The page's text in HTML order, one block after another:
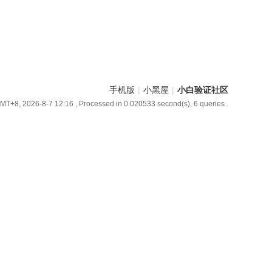
手机版 | 小黑屋 | 小白验证社区
2026-8-7 12:16 , Processed in 0.020533 second(s), 6 queries .